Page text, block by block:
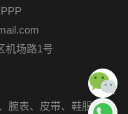
机场路1号
腕表、皮带、鞋服首饰